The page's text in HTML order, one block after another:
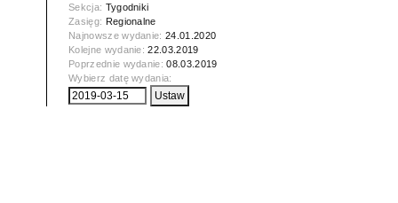
Sekcja: Tygodniki
Zasięg: Regionalne
Najnowsze wydanie:24.01.2020
Kolejne wydanie:22.03.2019
Poprzednie wydanie:08.03.2019
Wybierz datę wydania: